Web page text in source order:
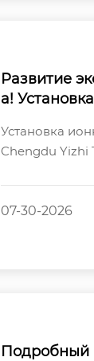
Развитие
а!
спешно
Установка
Chengdu Yizhi
07-30-2026
Подробный